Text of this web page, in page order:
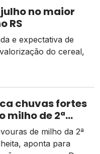
no maior
RS
e expectativa de
do cereal,
chuvas fortes
milho de 2ª
de milho da 2ª
aponta para